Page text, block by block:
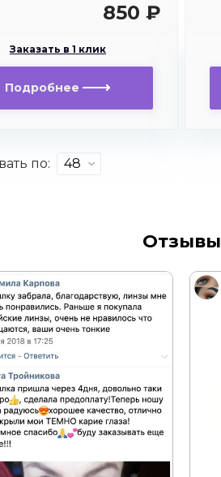
850 ₽
Заказать в 1 клик
Подробнее
по:
Отзывы